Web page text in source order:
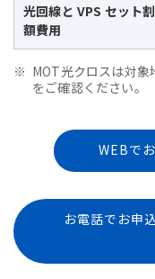
光回線と VPS セット
額費用
MOT光クロスは対
をご確認ください。
WEBで
お電話でお申